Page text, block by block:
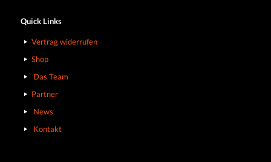
Quick Links
Vertrag widerrufen
Shop
Das Team
Partner
News
Kontakt